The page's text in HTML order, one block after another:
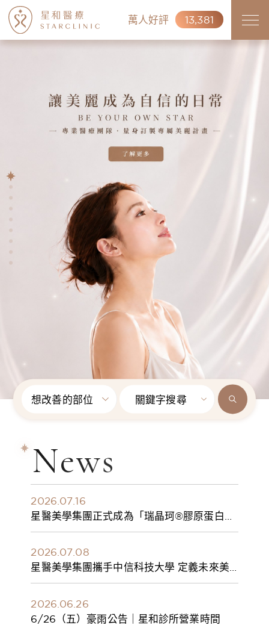
萬人好評 13,381
想改善的部位 關鍵字搜尋
News
2026.07.16
星醫美學集團正式成為「瑞晶珂®膠原蛋白植
入劑」台灣獨家總代理
2026.07.08
星醫美學集團攜手中信科技大學 定義未來美
學人才新標準 建構健康美學產學共育模式 串
2026.06.26
6/26（五）豪雨公告｜星和診所營業時間